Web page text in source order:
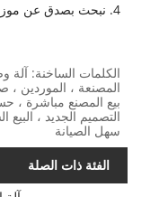
4. نبحث بصدق عن موزعين في جميع أنحاء العالم.
الكلمات الساخنة: آلة
المصنعة ، الموردين
التصميم الجديد ،
سهل الصيانة
الفئة ذات الصلة